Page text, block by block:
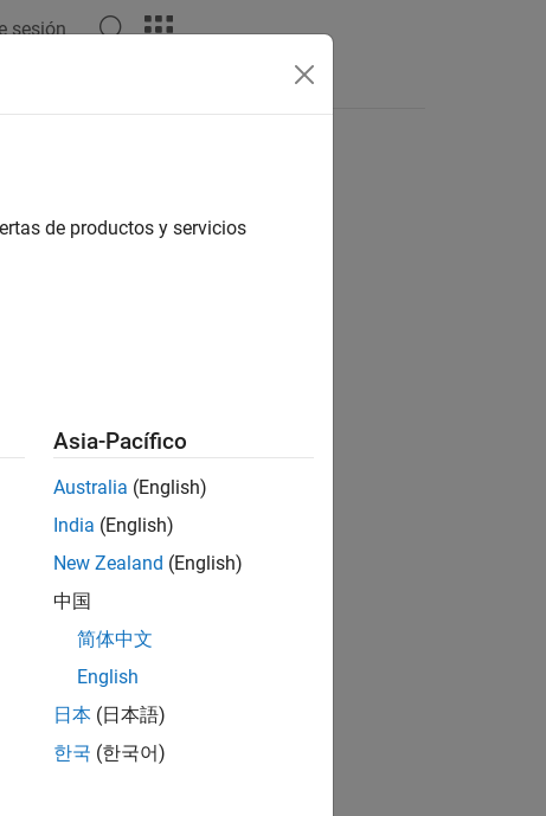
sesión
de productos y servicios
Asia-Pacífico
Australia (English)
India (English)
New Zealand (English)
中国
简体中文
English
日本 (日本語)
한국 (한국어)